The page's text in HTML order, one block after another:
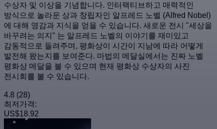
수상자 및 이상을 기념합니다. 인터랙티브하고 매력적인
방식으로 놀라운 상과 창립자인 알프레드 노벨 (Alfred Nobel)
에 대해 영감과 지식을 얻을 수 있습니다. 새로운 전시 "세상을
바꾸려는 의지" 는 알프레드 노벨의 이야기를 재미있고
감동적으로 들려주며, 평화상이 시간이 지남에 따라 어떻게
발전해 왔는지를 보여준다. 마법의 메달실에서는 진짜 노벨
평화상 메달을 볼 수 있으며 현재 평화상 수상자의 사진
전시회를 볼 수 있습니다.
4.8 (28)
최저가격:
US$18.92